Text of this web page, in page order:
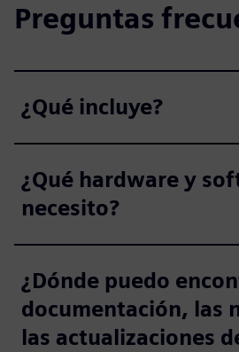
Preguntas
¿Qué incluye?
¿Qué hardware y
necesito?
¿Dónde puedo
documentación, las
las actualizaciones